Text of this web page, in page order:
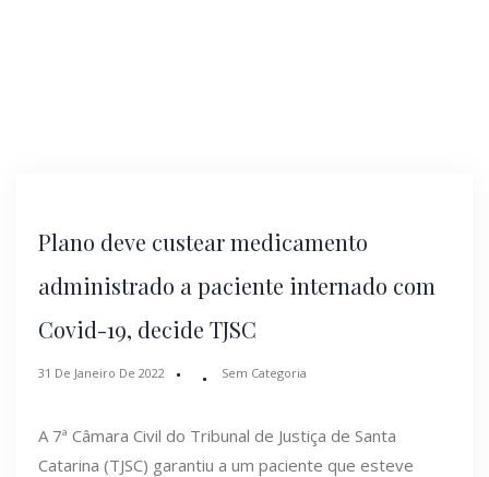
Plano deve custear medicamento
administrado a paciente internado com
Covid-19, decide TJSC
31 De Janeiro De 2022 Sem Categoria
A 7ª Câmara Civil do Tribunal de Justiça de Santa
Catarina (TJSC) garantiu a um paciente que esteve